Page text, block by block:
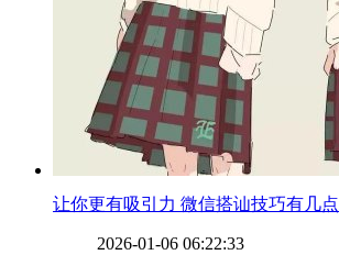
​让你更有吸引力 微信搭讪技巧有几点
2026-01-06 06:22:33